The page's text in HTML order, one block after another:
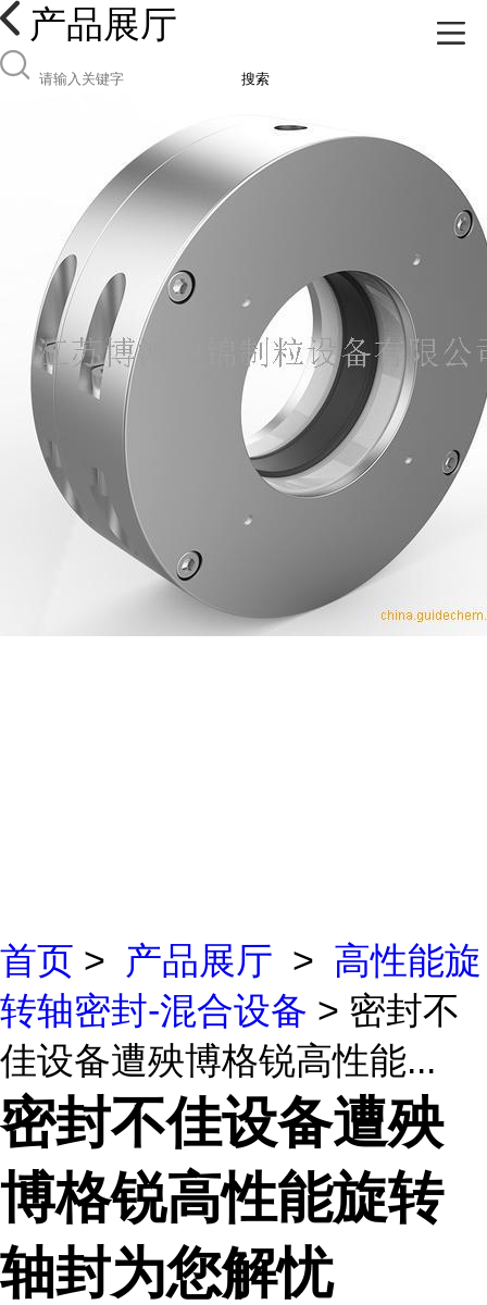
产品展厅
搜索
首页 > 产品展厅 > 高性能旋
转轴密封-混合设备 > 密封不
佳设备遭殃博格锐高性能...
密封不佳设备遭殃
博格锐高性能旋转
轴封为您解忧